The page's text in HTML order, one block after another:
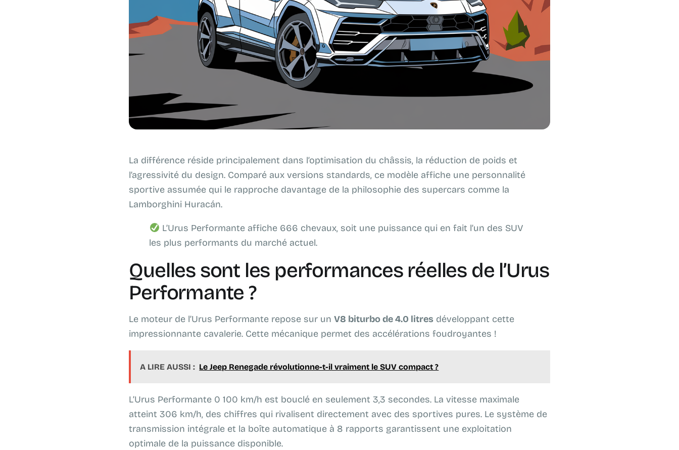
La différence réside principalement dans l’optimisation du châssis, la réduction de poids et
l’agressivité du design. Comparé aux versions standards, ce modèle affiche une personnalité
sportive assumée qui le rapproche davantage de la philosophie des supercars comme la
Lamborghini Huracán.
L’Urus Performante affiche 666 chevaux, soit une puissance qui en fait l’un des SUV
les plus performants du marché actuel.
Quelles sont les performances réelles de l’Urus
Performante ?
Le moteur de l’Urus Performante repose sur unV8 biturbo de 4.0 litres développant cette
impressionnante cavalerie. Cette mécanique permet des accélérations foudroyantes !
A LIRE AUSSI : Le Jeep Renegade révolutionne-t-il vraiment le SUV compact ?
L’Urus Performante 0 100 km/h est bouclé en seulement 3,3 secondes. La vitesse maximale
atteint 306 km/h, des chiffres qui rivalisent directement avec des sportives pures. Le système de
transmission intégrale et la boîte automatique à 8 rapports garantissent une exploitation
optimale de la puissance disponible.